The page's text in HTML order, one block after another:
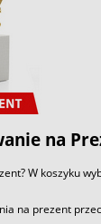
na
W koszyku
na prezent